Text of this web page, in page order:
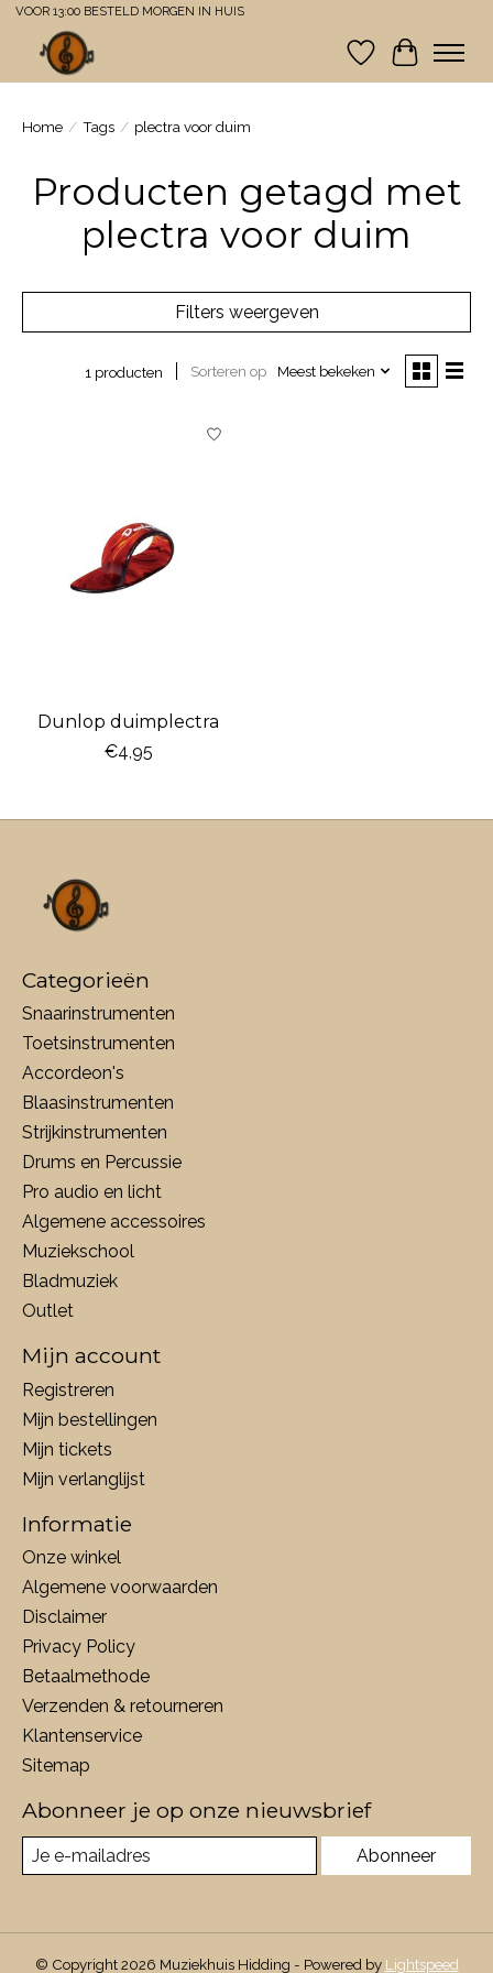
VOOR 13:00 BESTELD MORGEN IN HUIS
Verlanglijst
Home / Tags / plectra voor duim
Producten getagd met
plectra voor duim
Filters weergeven
1 producten Sorteren op Meest bekeken
Dunlop duimplectra
€4,95
Categorieën
Snaarinstrumenten
Toetsinstrumenten
Accordeon's
Blaasinstrumenten
Strijkinstrumenten
Drums en Percussie
Pro audio en licht
Algemene accessoires
Muziekschool
Bladmuziek
Outlet
Mijn account
Registreren
Mijn bestellingen
Mijn tickets
Mijn verlanglijst
Informatie
Onze winkel
Algemene voorwaarden
Disclaimer
Privacy Policy
Betaalmethode
Verzenden & retourneren
Klantenservice
Sitemap
Abonneer je op onze nieuwsbrief
Abonneer
© Copyright 2026 Muziekhuis Hidding - Powered by Lightspeed